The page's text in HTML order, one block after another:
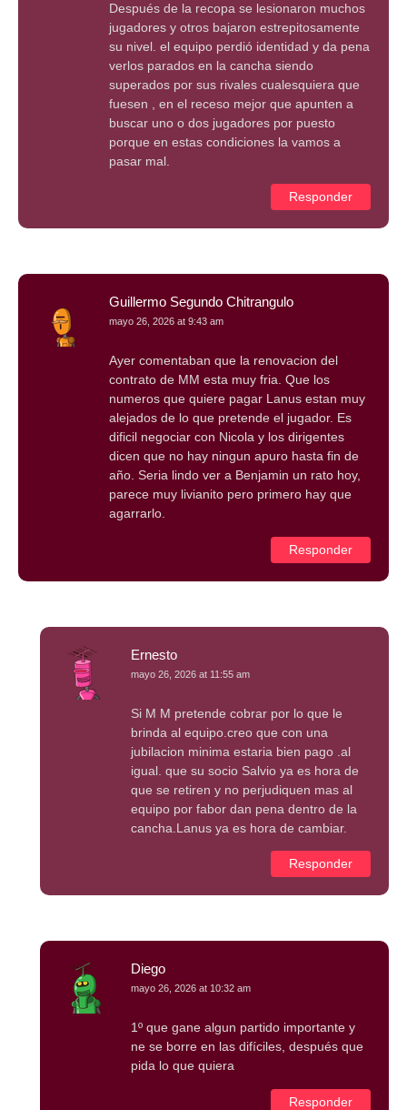
Después de la recopa se lesionaron muchos
jugadores y otros bajaron estrepitosamente
su nivel. el equipo perdió identidad y da pena
verlos parados en la cancha siendo
superados por sus rivales cualesquiera que
fuesen , en el receso mejor que apunten a
buscar uno o dos jugadores por puesto
porque en estas condiciones la vamos a
pasar mal.
Responder
Guillermo Segundo Chitrangulo
mayo 26, 2026 at 9:43 am
Ayer comentaban que la renovacion del
contrato de MM esta muy fria. Que los
numeros que quiere pagar Lanus estan muy
alejados de lo que pretende el jugador. Es
dificil negociar con Nicola y los dirigentes
dicen que no hay ningun apuro hasta fin de
año. Seria lindo ver a Benjamin un rato hoy,
parece muy livianito pero primero hay que
agarrarlo.
Responder
Ernesto
mayo 26, 2026 at 11:55 am
Si M M pretende cobrar por lo que le
brinda al equipo.creo que con una
jubilacion minima estaria bien pago .al
igual. que su socio Salvio ya es hora de
que se retiren y no perjudiquen mas al
equipo por fabor dan pena dentro de la
cancha.Lanus ya es hora de cambiar.
Responder
Diego
mayo 26, 2026 at 10:32 am
1º que gane algun partido importante y
ne se borre en las difíciles, después que
pida lo que quiera
Responder